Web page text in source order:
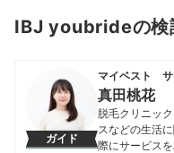
IBJ youbrideの検
ガイド
マイベスト サ
真田桃花
脱毛クリニッ
スなどの生活
際にサービス